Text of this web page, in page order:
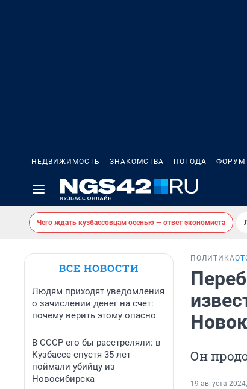
НЕДВИЖИМОСТЬ ЗНАКОМСТВА ПОГОДА ФОРУМ
Чего ждать кузбассовцам осенью — ответ экономиста
ВСЕ НОВОСТИ
Людям приходят уведомления
о зачислении денег на счет:
почему верить этому опасно
В СССР его бы расстреляли: в
Кузбассе спустя 35 лет
поймали убийцу из
Новосибирска
ПОЛИТИКА
Он
19 августа